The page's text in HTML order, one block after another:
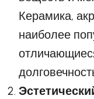
Керамика,
наиболее